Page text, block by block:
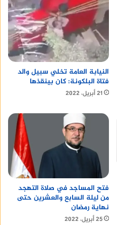
النيابة العامة تخلي سبيل والد
فتاة البلكونة: كان بينقذها
21 أبريل، 2022
فتح المساجد في صلاة التهجد
من ليلة السابع والعشرين حتى
نهاية رمضان
25 أبريل، 2022